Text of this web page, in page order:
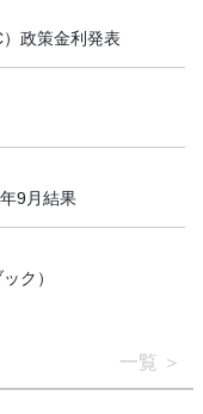
政策金利発表
9月結果
ク）
一覧